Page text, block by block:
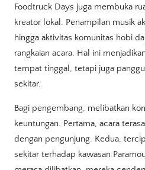
Foodtruck Days juga membuka
kreator lokal. Penampilan musik
hingga aktivitas komunitas hobi
rangkaian acara. Hal ini
tempat tinggal, tetapi juga
sekitar.
Bagi pengembang, melibatkan
keuntungan. Pertama, acara
dengan pengunjung. Kedua,
sekitar terhadap kawasan